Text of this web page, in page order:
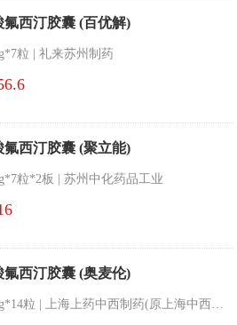
氟西汀胶囊 (百优解)
粒 | 礼来苏州制药
氟西汀胶囊 (聚立能)
粒*2板 | 苏州中化药品工业
氟西汀胶囊 (奥麦伦)
20mg*14粒 | 上海上药中西制药(原上海中西制药)